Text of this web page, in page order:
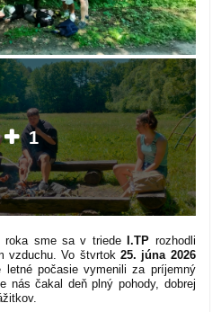
1
roka sme sa v triede I.TP rozhodli
vzduchu. Vo štvrtok25. júna 2026
počasie vymenili za príjemný
nás čakal deň plný pohody, dobrej